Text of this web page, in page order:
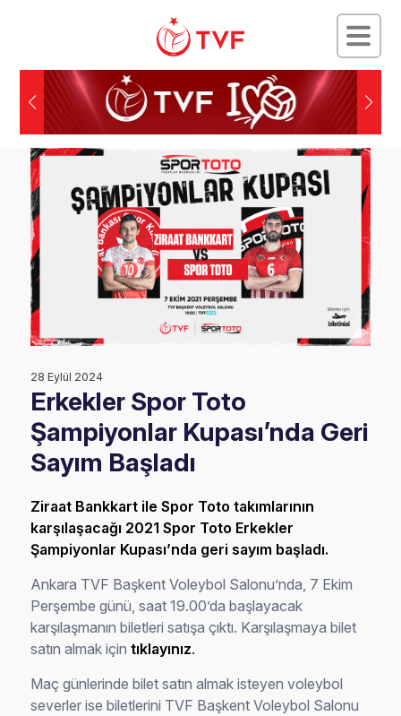
28 Eylül 2024
Erkekler Spor Toto
Şampiyonlar Kupası’nda Geri
Sayım Başladı
Ziraat Bankkart ile Spor Toto takımlarının
karşılaşacağı 2021 Spor Toto Erkekler
Şampiyonlar Kupası’nda geri sayım başladı.
Ankara TVF Başkent Voleybol Salonu’nda, 7 Ekim
Perşembe günü, saat 19.00’da başlayacak
karşılaşmanın biletleri satışa çıktı. Karşılaşmaya bilet
satın almak içintıklayınız.
Maç günlerinde bilet satın almak isteyen voleybol
severler ise biletlerini TVF Başkent Voleybol Salonu